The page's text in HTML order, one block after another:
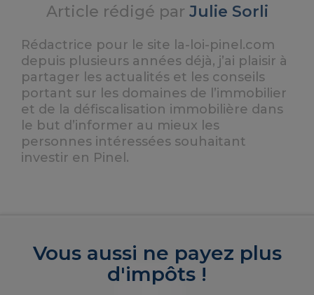
Article rédigé par Julie Sorli
Rédactrice pour le site la-loi-pinel.com
depuis plusieurs années déjà, j’ai plaisir à
partager les actualités et les conseils
portant sur les domaines de l’immobilier
et de la défiscalisation immobilière dans
le but d’informer au mieux les
personnes intéressées souhaitant
investir en Pinel.
Vous aussi ne payez plus
d'impôts !